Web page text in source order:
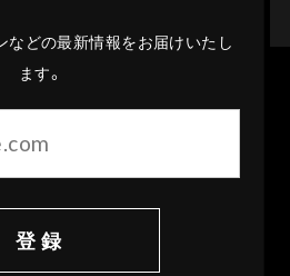
などの最新情報をお届けいたし
ます。
登録